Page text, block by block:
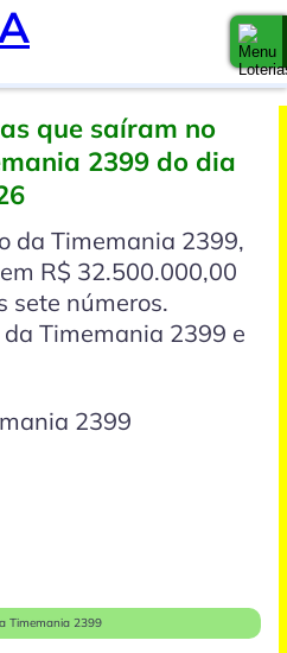
que saíram no
2399 do dia
da Timemania 2399,
R$ 32.500.000,00
sete números.
Timemania 2399 e
Timemania 2399